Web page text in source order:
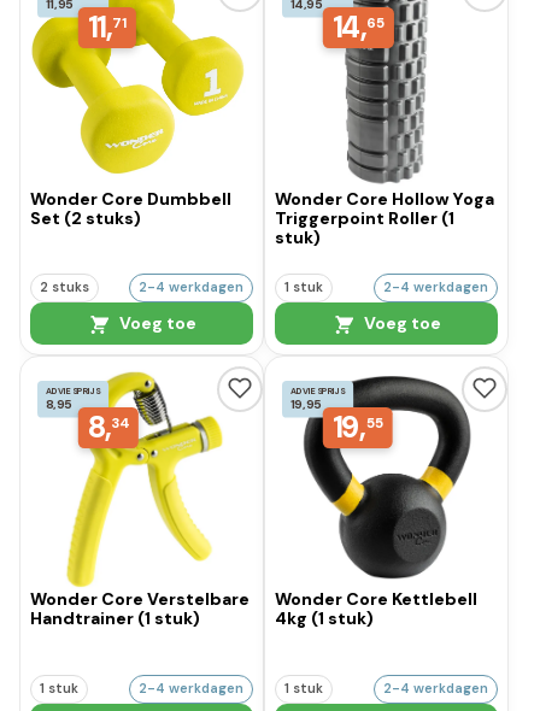
11,71
Wonder Core Dumbbell
Set (2 stuks)
2 stuks 2-4 werkdagen
Voeg toe
14,65
Wonder Core Hollow Yoga
Triggerpoint Roller (1
stuk)
1 stuk 2-4 werkdagen
Voeg toe
ADVIESPRIJS
8,95
8,34
Wonder Core Verstelbare
Handtrainer (1 stuk)
1 stuk 2-4 werkdagen
ADVIESPRIJS
19,95
19,55
Wonder Core Kettlebell
4kg (1 stuk)
1 stuk 2-4 werkdagen